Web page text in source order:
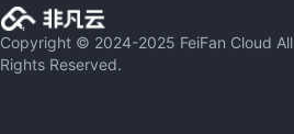
Copyright © 2024-2025 FeiFan Cloud All
Rights Reserved.